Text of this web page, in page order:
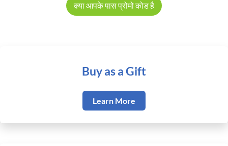
क्या आपके पास प्रोमो कोड है
Buy as a Gift
Learn More